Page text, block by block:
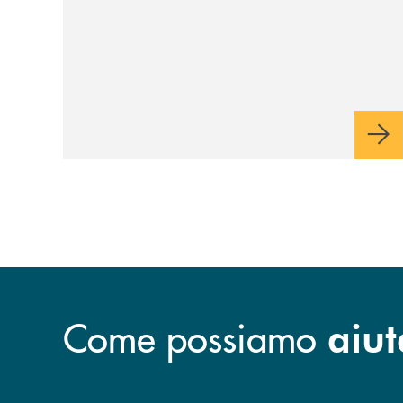
Come possiamo